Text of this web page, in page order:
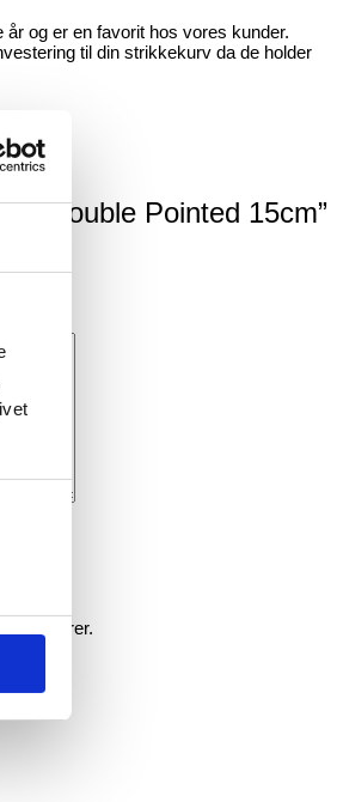
og er en favorit hos vores kunder.
til din strikkekurv da de holder
Double Pointed 15cm”